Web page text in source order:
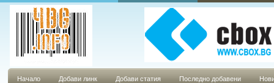
Начало Добави линк Добави статия Последно добавени